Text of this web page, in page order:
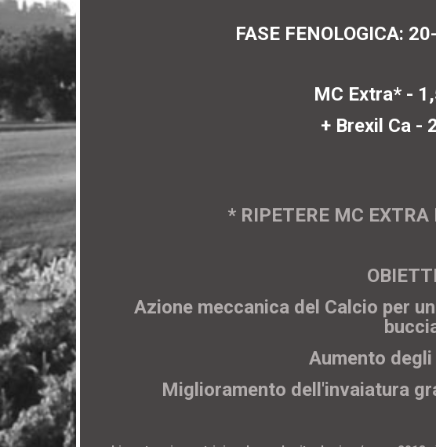
FASE FENOLOGICA:
MC Extra* -
+ Brexil Ca -
* RIPETERE MC EXTRA
Azione meccanica del Calcio per
Aumento
Miglioramento dell'invaiatura